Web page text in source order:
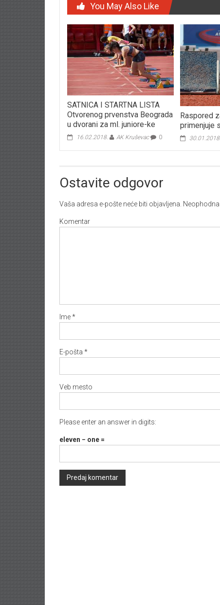
You May Also Like
SATNICA I STARTNA LISTA
Otvorenog prvenstva Beograda
u dvorani za ml. juniore-ke
16.02.2018. AK Kruševac 0
Raspored
primenjuje
30.01.2018.
Ostavite odgovor
Vaša adresa e-pošte neće biti objavljena.
Komentar
Ime*
E-pošta *
Veb mesto
Please enter an answer in digits:
eleven − one =